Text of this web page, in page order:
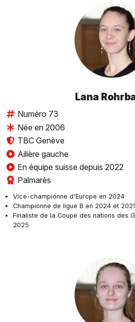
Lana
Numéro 73
Née en 2006
TBC Genève
Ailière gauche
En équipe suisse depuis 2022
Palmarès
Vice-championne d'Europe en 2024
Championne de ligue B en 2024 et
Finaliste de la Coupe des nations des
2025